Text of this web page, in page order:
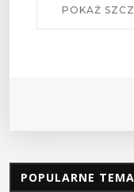
POPULARNE